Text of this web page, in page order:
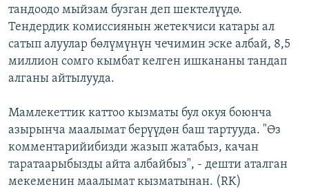
ЭЕ/АРнун бардык сайттары
тандоодо мыйзам бузган деп шектелүүдө.
Тендердик комиссиянын жетекчиси катары ал
сатып алуулар бөлүмүнүн чечимин эске албай, 8,5
миллион сомго кымбат келген ишкананы тандап
алганы айтылууда.
Мамлекеттик каттоо кызматы бул окуя боюнча
азырынча маалымат берүүдөн баш тартууда. "Өз
комментарийибизди жазып жатабыз, качан
таратаарыбызды айта албайбыз", - дешти аталган
мекеменин маалымат кызматынан. (RK)